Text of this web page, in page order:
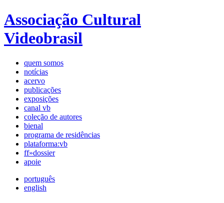
Associação Cultural
Videobrasil
quem somos
notícias
acervo
publicações
exposições
canal vb
coleção de autores
bienal
programa de residências
plataforma:vb
ff»dossier
apoie
português
english